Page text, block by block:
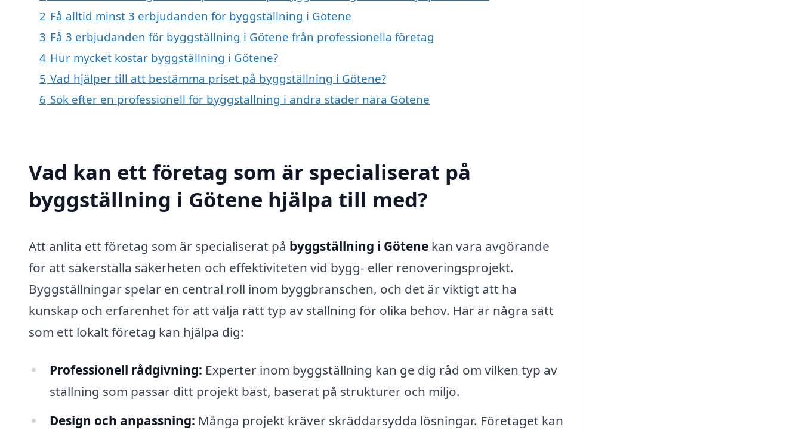
2 Få alltid minst 3 erbjudanden för byggställning i Götene
3 Få 3 erbjudanden för byggställning i Götene från professionella företag
4 Hur mycket kostar byggställning i Götene?
5 Vad hjälper till att bestämma priset på byggställning i Götene?
6 Sök efter en professionell för byggställning i andra städer nära Götene
Vad kan ett företag som är specialiserat på
byggställning i Götene hjälpa till med?
Att anlita ett företag som är specialiserat på byggställning i Götene kan vara avgörande
för att säkerställa säkerheten och effektiviteten vid bygg- eller renoveringsprojekt.
Byggställningar spelar en central roll inom byggbranschen, och det är viktigt att ha
kunskap och erfarenhet för att välja rätt typ av ställning för olika behov. Här är några sätt
som ett lokalt företag kan hjälpa dig:
Professionell rådgivning: Experter inom byggställning kan ge dig råd om vilken typ av
ställning som passar ditt projekt bäst, baserat på strukturer och miljö.
Design och anpassning: Många projekt kräver skräddarsydda lösningar. Företaget kan